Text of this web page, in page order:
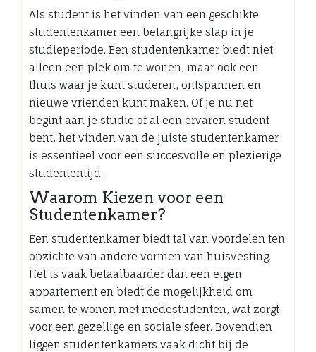
Als student is het vinden van een geschikte
studentenkamer een belangrijke stap in je
studieperiode. Een studentenkamer biedt niet
alleen een plek om te wonen, maar ook een
thuis waar je kunt studeren, ontspannen en
nieuwe vrienden kunt maken. Of je nu net
begint aan je studie of al een ervaren student
bent, het vinden van de juiste studentenkamer
is essentieel voor een succesvolle en plezierige
studententijd.
Waarom Kiezen voor een
Studentenkamer?
Een studentenkamer biedt tal van voordelen ten
opzichte van andere vormen van huisvesting.
Het is vaak betaalbaarder dan een eigen
appartement en biedt de mogelijkheid om
samen te wonen met medestudenten, wat zorgt
voor een gezellige en sociale sfeer. Bovendien
liggen studentenkamers vaak dicht bij de